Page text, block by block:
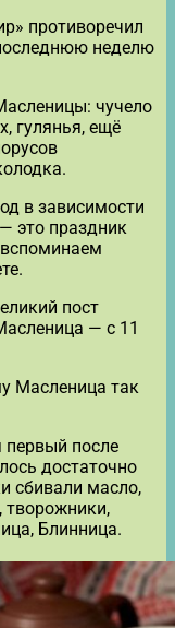
противоречил
неделю
чучело
гулянья, ещё
в зависимости
это праздник
пост
— с 11
Масленица так
первый после
достаточно
сбивали масло,
творожники,
Блинница.